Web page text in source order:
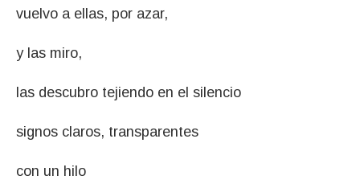
vuelvo a ellas, por azar,
y las miro,
las descubro tejiendo en el silencio
signos claros, transparentes
con un hilo